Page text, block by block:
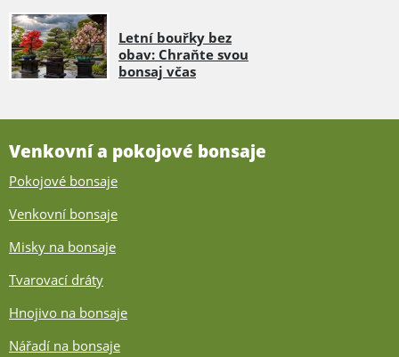
Letní bouřky bez
obav: Chraňte svou
bonsaj včas
Venkovní a pokojové bonsaje
Pokojové bonsaje
Venkovní bonsaje
Misky na bonsaje
Tvarovací dráty
Hnojivo na bonsaje
Nářadí na bonsaje